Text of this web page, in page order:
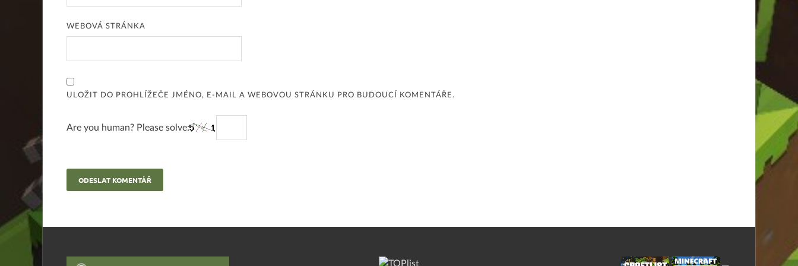
WEBOVÁ STRÁNKA
ULOŽIT DO PROHLÍŽEČE JMÉNO, E-MAIL A WEBOVOU STRÁNKU PRO BUDOUCÍ KOMENTÁŘE.
Are you human? Please solve: